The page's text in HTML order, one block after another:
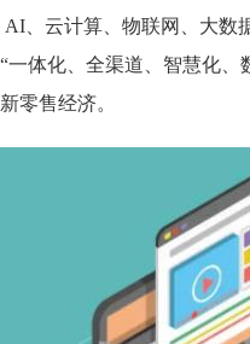
AI、云计算、物联网、大
一体化、全渠道、智慧化
零售经济。